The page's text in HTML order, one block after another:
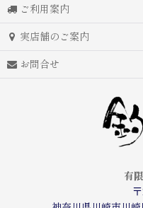
ご利用案内
実店舗のご案内
お問合せ
有